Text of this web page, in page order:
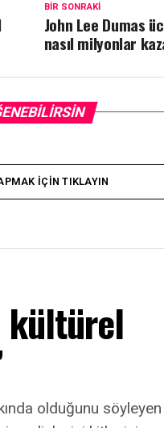
BIR SONRAKI
John Lee Dumas
nasıl milyonlar
IÇIN TIKLAYIN
kültürel
olduğunu